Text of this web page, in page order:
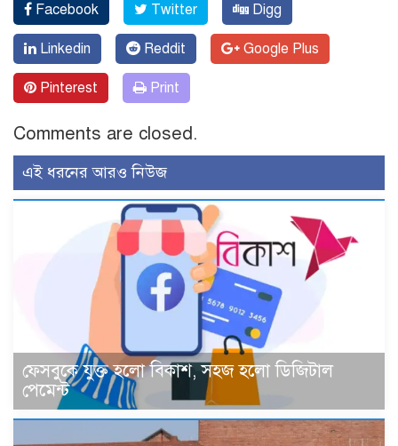
Facebook Twitter Digg
Linkedin Reddit Google Plus
Pinterest Print
Comments are closed.
এই ধরনের আরও নিউজ
ফেসবুকে যুক্ত হলো বিকাশ, সহজ হলো ডিজিটাল
পেমেন্ট